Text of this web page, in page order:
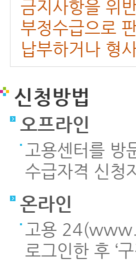
금지사항을 위
부정수급으로
납부하거나 형
신청방법
오프라인
고용센터를 방
수급자격 신청
온라인
고용
로그인한 후 ‘